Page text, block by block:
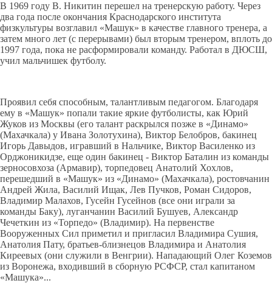
В 1969 году В. Никитин перешел на тренерскую работу. Через
два года после окончания Краснодарского института
физкультуры возглавил «Машук» в качестве главного тренера, а
затем много лет (с перерывами) был вторым тренером, вплоть до
1997 года, пока не расформировали команду. Работал в ДЮСШ,
учил мальчишек футболу.
Проявил себя способным, талантливым педагогом. Благодаря
ему в «Машук» попали такие яркие футболисты, как Юрий
Жуков из Москвы (его талант раскрылся позже в «Динамо»
(Махачкала) у Ивана Золотухина), Виктор Белобров, бакинец
Игорь Давыдов, игравший в Нальчике, Виктор Василенко из
Орджоникидзе, еще один бакинец - Виктор Баталин из команды
зерносовхоза (Армавир), торпедовец Анатолий Хохлов,
перешедший в «Машук» из «Динамо» (Махачкала), ростовчанин
Андрей Жила, Василий Ищак, Лев Пучков, Роман Сидоров,
Владимир Малахов, Гусейн Гусейнов (все они играли за
команды Баку), луганчанин Василий Бушуев, Александр
Чечеткин из «Торпедо» (Владимир). На первенстве
Вооруженных Сил приметил и пригласил Владимира Сушия,
Анатолия Пату, братьев-близнецов Владимира и Анатолия
Киреевых (они служили в Венгрии). Нападающий Олег Коземов
из Воронежа, входивший в сборную РСФСР, стал капитаном
«Машука»...